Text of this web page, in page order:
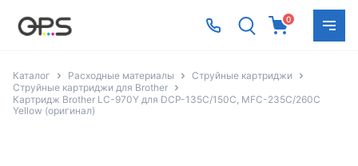
0
Каталог Расходные материалы
Струйные картриджи
Струйные картриджи для Brother
Картридж Brother LC-970Y для DCP-135C/150C, MFC-235C/260С
Yellow (оригинал)